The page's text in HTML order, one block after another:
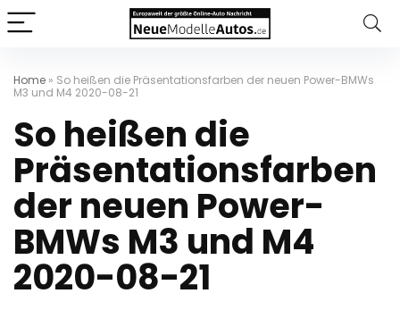
Home » So heißen die Präsentationsfarben der neuen Power-BMWs
M3 und M4 2020-08-21
So heißen die
Präsentationsfarben
der neuen Power-
BMWs M3 und M4
2020-08-21